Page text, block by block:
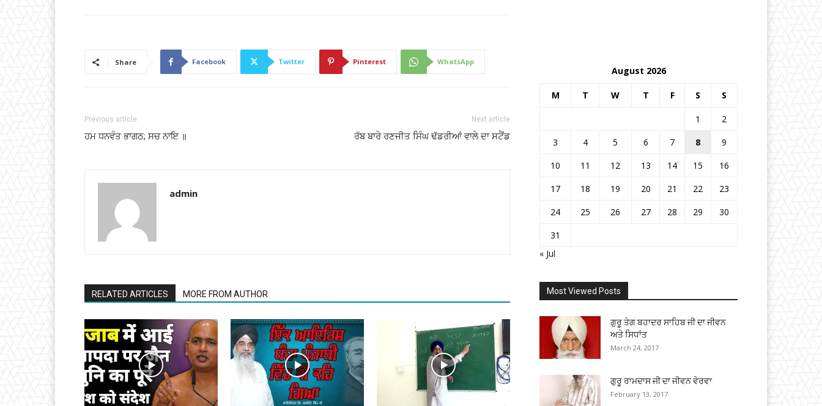
Share Facebook Twitter Pinterest WhatsApp
Previous article
ਹਮ ਧਨਵੰਤ ਭਾਗਠ; ਸਚ ਨਾਇ ॥
Next article
ਰੱਬ ਬਾਰੇ ਰਣਜੀਤ ਸਿੰਘ ਢੱਡਰੀਆਂ ਵਾਲੇ ਦਾ ਸਟੈਂਡ
admin
RELATED ARTICLES MORE FROM AUTHOR
August 2026
M T W T F S S
1
2
3
4 5 6 7 8
9
10
11 12 13 14 15
16
17
18 19 20 21 22
23
24
25 26 27 28 29
30
31
« Jul
Most Viewed Posts
ਗੁਰੂ ਤੇਗ ਬਹਾਦਰ ਸਾਹਿਬ ਜੀ ਦਾ ਜੀਵਨ
ਅਤੇ ਸਿਧਾਂਤ
March 24, 2017
ਗੁਰੂ ਰਾਮਦਾਸ ਜੀ ਦਾ ਜੀਵਨ ਵੇਰਵਾ
February 13, 2017